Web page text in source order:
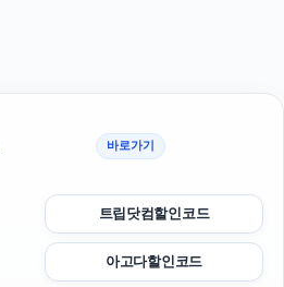
바로가기
트립닷컴할인코드
아고다할인코드